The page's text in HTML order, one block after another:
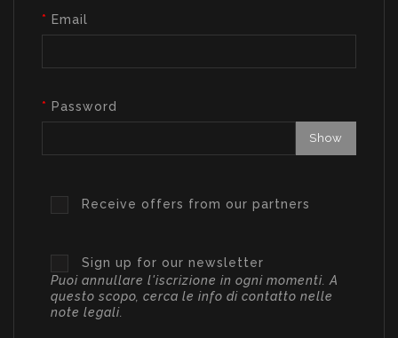
Email
Password
Show
Receive offers from our partners
Sign up for our newsletter
Puoi annullare l'iscrizione in ogni momenti. A
questo scopo, cerca le info di contatto nelle
note legali.